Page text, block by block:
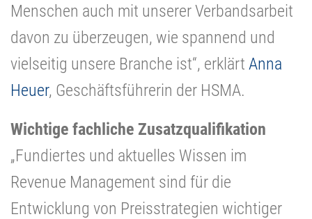
Menschen auch mit unserer Verbandsarbeit
davon zu überzeugen, wie spannend und
vielseitig unsere Branche ist“, erklärt Anna
Heuer, Geschäftsführerin der HSMA.
Wichtige fachliche Zusatzqualifikation
„Fundiertes und aktuelles Wissen im
Revenue Management sind für die
Entwicklung von Preisstrategien wichtiger